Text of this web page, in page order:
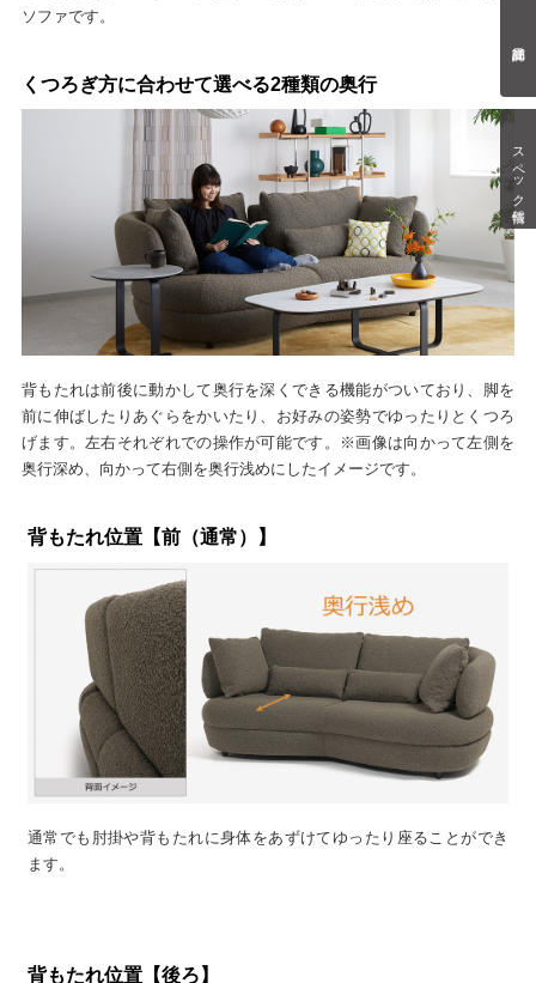
スペック情報
ソファです。
くつろぎ方に合わせて選べる2種類の奥行
背もたれは前後に動かして奥行を深くできる機能がついており、脚を
前に伸ばしたりあぐらをかいたり、お好みの姿勢でゆったりとくつろ
げます。左右それぞれでの操作が可能です。※画像は向かって左側を
奥行深め、向かって右側を奥行浅めにしたイメージです。
背もたれ位置【前（通常）】
通常でも肘掛や背もたれに身体をあずけてゆったり座ることができ
ます。
背もたれ位置【後ろ】